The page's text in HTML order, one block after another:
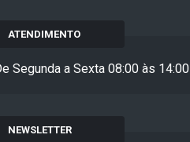
ATENDIMENTO
Segunda a Sexta 08:00 às 14:00
NEWSLETTER